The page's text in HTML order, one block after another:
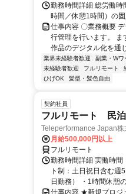
勤務時間詳細 総労働
時間／休憩1時間）の固
仕事内容 〇業務概要
行管理を行います。 ま
作品のデジタル化を通
業界未経験者歓迎 副業・Wワ
未経験者歓迎
フルリモート
ひげOK
髪型・髪色自由
契約社員
フルリモート 民
Teleperformance Japan株
月給500,000円以上
フルリモート
勤務時間詳細 実働時
ト制：土日祝日含む
日勤務） ・1時間休憩
仕事内容 ★新規プロジ